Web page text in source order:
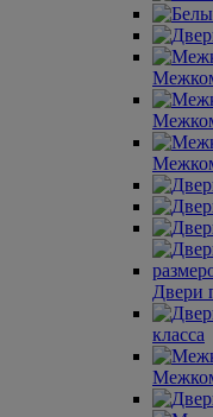
Двери
класса